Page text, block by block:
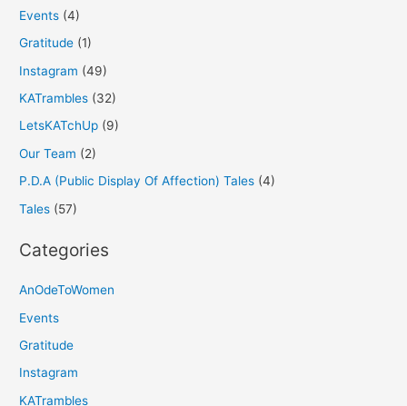
Events (4)
Gratitude (1)
Instagram (49)
KATrambles (32)
LetsKATchUp (9)
Our Team (2)
P.D.A (Public Display Of Affection) Tales (4)
Tales (57)
Categories
AnOdeToWomen
Events
Gratitude
Instagram
KATrambles